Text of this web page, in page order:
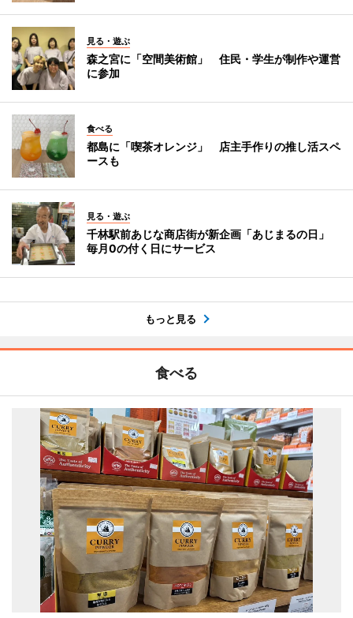
見る・遊ぶ
森之宮に「空間美術館」 住民・学生が制作や運営
に参加
食べる
都島に「喫茶オレンジ」 店主手作りの推し活スペ
ースも
見る・遊ぶ
千林駅前あじな商店街が新企画「あじまるの日」
毎月0の付く日にサービス
もっと見る
食べる